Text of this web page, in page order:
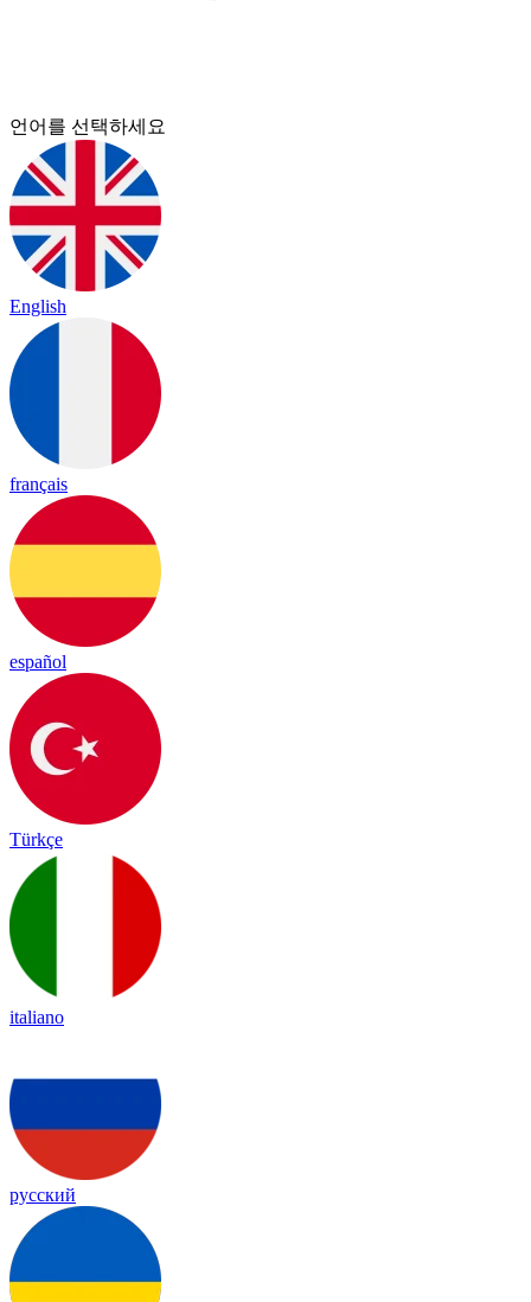
언어를 선택하세요
English
français
español
Türkçe
italiano
русский